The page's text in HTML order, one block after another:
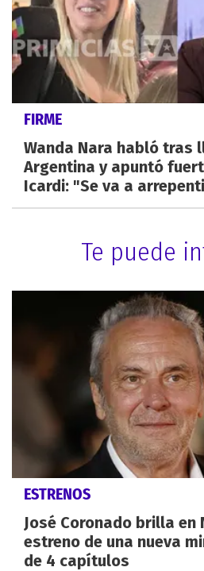
FIRME
Wanda Nara habló tras
Argentina y apuntó
Icardi: "Se va a
Te puede
ESTRENOS
José Coronado brilla en
estreno de una nueva
de 4 capítulos